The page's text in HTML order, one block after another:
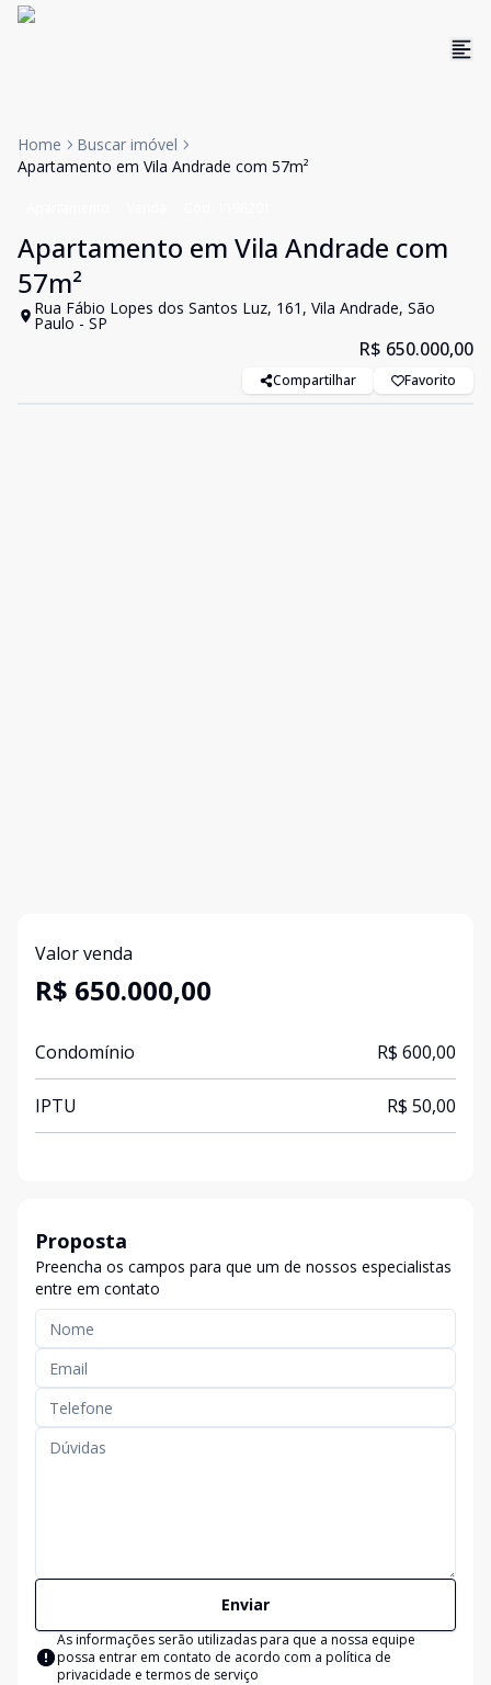
Home
Buscar imóvel
Apartamento em Vila Andrade com 57m²
Apartamento em Vila Andrade com
57m²
Rua Fábio Lopes dos Santos Luz, 161, Vila Andrade, São
Paulo - SP
R$ 650.000,00
Compartilhar Favorito
Valor venda
R$ 650.000,00
Condomínio R$ 600,00
IPTU R$ 50,00
Proposta
Preencha os campos para que um de nossos especialistas
entre em contato
Enviar
As informações serão utilizadas para que a nossa equipe
possa entrar em contato de acordo com a política de
privacidade e termos de serviço